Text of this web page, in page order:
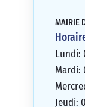
MAIRIE
Lundi:
Mardi:
Jeudi: